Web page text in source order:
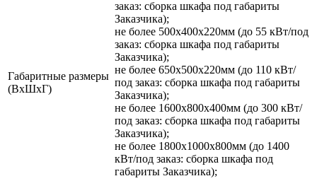
Габаритные размеры
(ВхШхГ)
заказ: сборка шкафа под габариты
Заказчика);
не более 500х400х220мм (до 55 кВт/под
заказ: сборка шкафа под габариты
Заказчика);
не более 650х500х220мм (до 110 кВт/
под заказ: сборка шкафа под габариты
Заказчика);
не более 1600х800х400мм (до 300 кВт/
под заказ: сборка шкафа под габариты
Заказчика);
не более 1800х1000х800мм (до 1400
кВт/под заказ: сборка шкафа под
габариты Заказчика);